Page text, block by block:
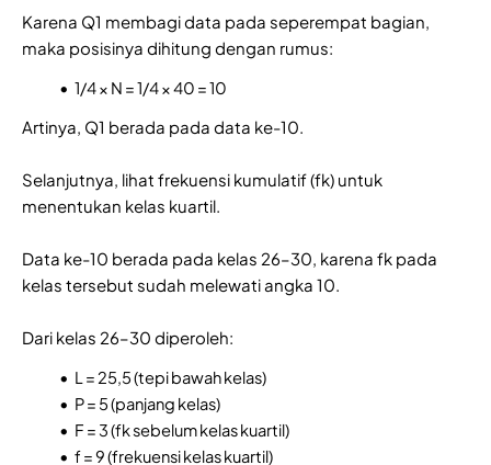
Karena Q1 membagi data pada seperempat bagian,
maka posisinya dihitung dengan rumus:
1/4 × N = 1/4 × 40 = 10
Artinya, Q1 berada pada data ke-10.
Selanjutnya, lihat frekuensi kumulatif (fk) untuk
menentukan kelas kuartil.
Data ke-10 berada pada kelas 26–30, karena fk pada
kelas tersebut sudah melewati angka 10.
Dari kelas 26–30 diperoleh:
L = 25,5 (tepi bawah kelas)
P = 5 (panjang kelas)
F = 3 (fk sebelum kelas kuartil)
f = 9 (frekuensi kelas kuartil)